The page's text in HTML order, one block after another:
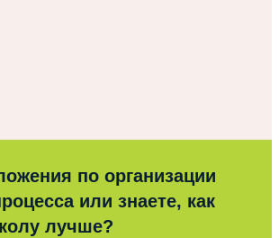
по организации
или знаете, как
лучше?